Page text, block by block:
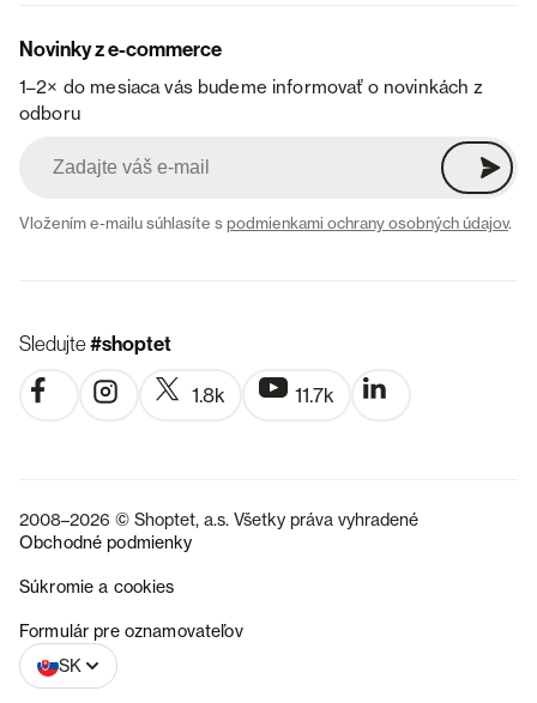
Novinky z e-commerce
1–2× do mesiaca vás budeme informovať o novinkách z
odboru
Vložením e-mailu súhlasíte spodmienkami ochrany osobných údajov.
Sledujte#shoptet
1.8k 11.7k
2008–2026 © Shoptet, a.s. Všetky práva vyhradené
Obchodné podmienky
Súkromie a cookies
Formulár pre oznamovateľov
SK